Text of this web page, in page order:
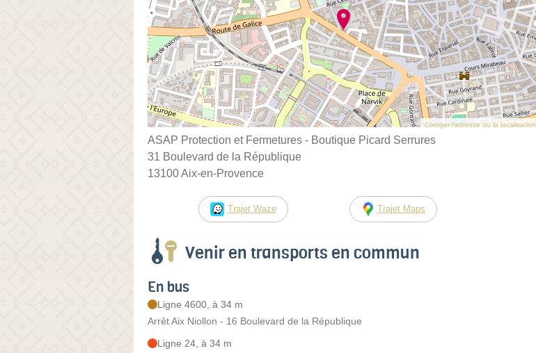
Corriger l’adresse ou la localisation
ASAP Protection et Fermetures - Boutique Picard Serrures
31 Boulevard de la République
13100 Aix-en-Provence
Trajet Waze Trajet Maps
Venir en transports en commun
En bus
Ligne 4600, à 34 m
Arrêt Aix Niollon - 16 Boulevard de la République
Ligne 24, à 34 m